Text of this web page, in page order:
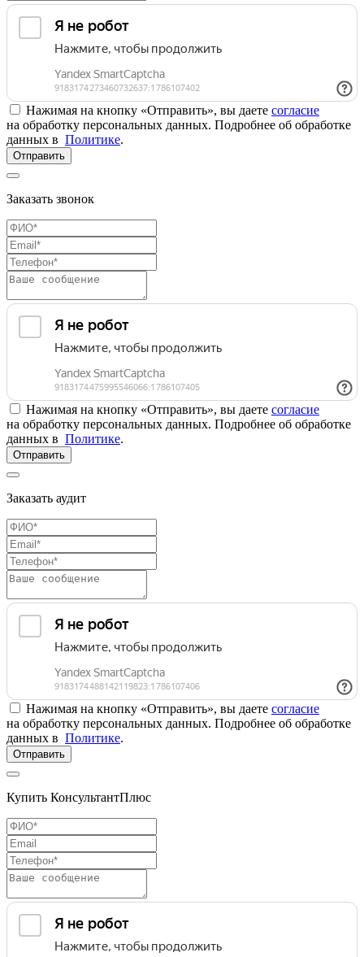
Нажимая на кнопку «Отправить», вы даете согласие
на обработку персональных данных. Подробнее об обработке
данных в Политике.
Отправить
Заказать звонок
Нажимая на кнопку «Отправить», вы даете согласие
на обработку персональных данных. Подробнее об обработке
данных в Политике.
Отправить
Заказать аудит
Нажимая на кнопку «Отправить», вы даете согласие
на обработку персональных данных. Подробнее об обработке
данных в Политике.
Отправить
Купить КонсультантПлюс